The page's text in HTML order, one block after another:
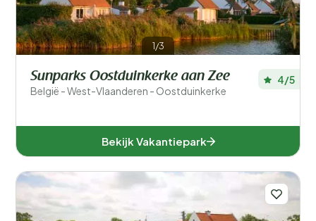
Sport en recreatie
In de buurt
Faciliteiten accommodatie
1/3
Sunparks Oostduinkerke aan Zee
België - West-Vlaanderen - Oostduinkerke
4/5
Bekijk Vakantiepark